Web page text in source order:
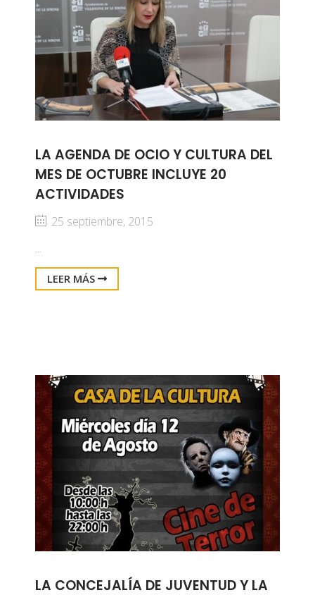
LA AGENDA DE OCIO Y CULTURA DEL
MES DE OCTUBRE INCLUYE 20
ACTIVIDADES
25 septiembre, 2015
...
LEER MÁS
LA CONCEJALÍA DE JUVENTUD Y LA